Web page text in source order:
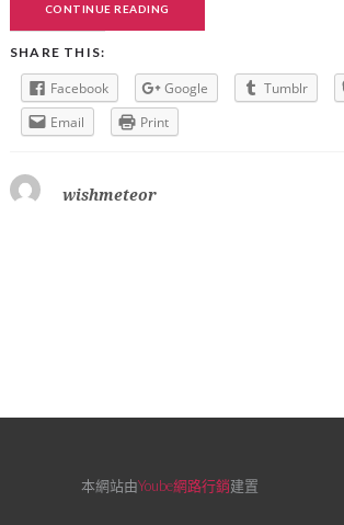
CONTINUE READING
SHARE THIS:
Facebook Google Tumblr
Email
Print
wishmeteor
本網站由Yoube網路行銷建置